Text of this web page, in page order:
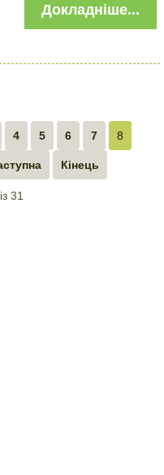
Докладніше...
4 5 6 7 8
Кінець
31